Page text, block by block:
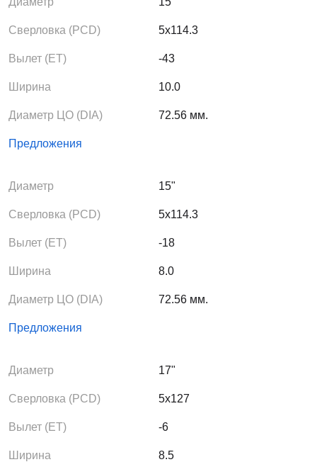
Сверловка (PCD) 5x114.3
Вылет (ЕТ) -43
Ширина 10.0
Диаметр ЦО (DIA) 72.56 мм.
Предложения
Диаметр 15"
Сверловка (PCD) 5x114.3
Вылет (ЕТ) -18
Ширина 8.0
Диаметр ЦО (DIA) 72.56 мм.
Предложения
Диаметр 17"
Сверловка (PCD) 5x127
Вылет (ЕТ) -6
Ширина 8.5